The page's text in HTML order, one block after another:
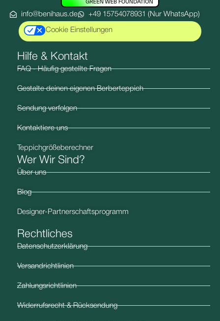
info@benihaus.de +49 15754078931 (Nur WhatsApp)
Cookie Einstellungen
Hilfe & Kontakt​
FAQ - Häufig gestellte Fragen
Gestalte deinen eigenen Berberteppich
Sendung verfolgen
Kontaktiere uns
Teppichgrößeberechner
Wer Wir Sind?
Über uns
Blog
Designer-Partnerschaftsprogramm
Rechtliches
Datenschutzerklärung
Versandrichtlinien
Zahlungsrichtlinien
Widerrufsrecht & Rücksendung